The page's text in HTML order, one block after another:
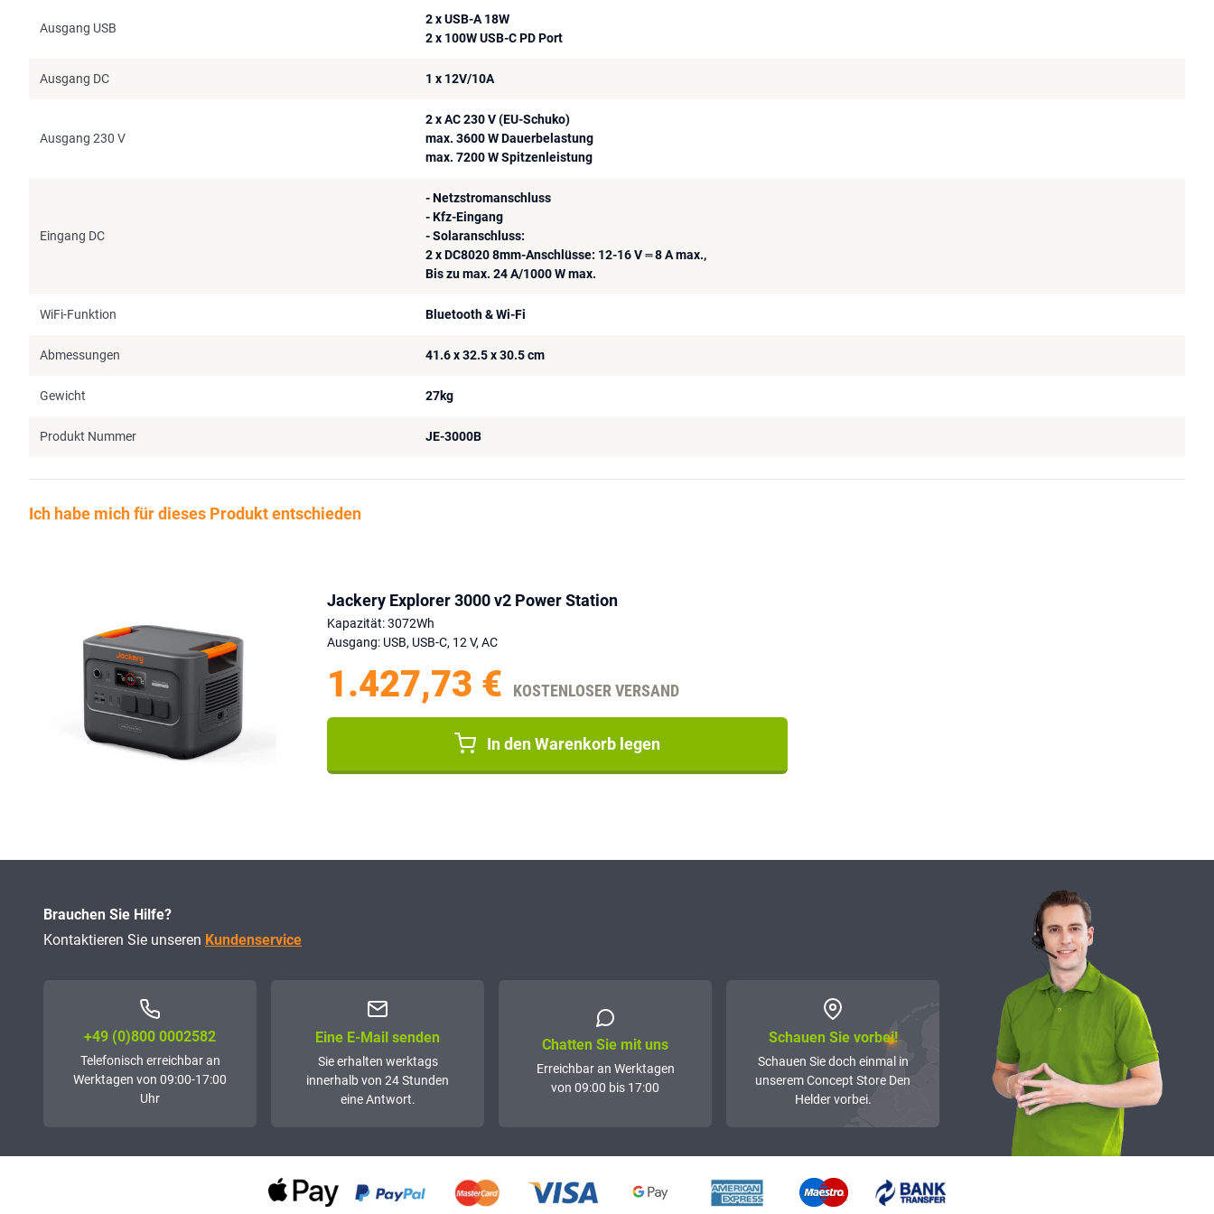
Ausgang USB
2 x USB-A 18W
2 x 100W USB-C PD Port
Ausgang DC 1 x 12V/10A
Ausgang 230 V
2 x AC 230 V (EU-Schuko)
max. 3600 W Dauerbelastung
max. 7200 W Spitzenleistung
Eingang DC
- Netzstromanschluss
- Kfz-Eingang
- Solaranschluss:
2 x DC8020 8mm-Anschlüsse: 12-16 V ⎓ 8 A max.,
Bis zu max. 24 A/1000 W max.
WiFi-Funktion Bluetooth & Wi-Fi
Abmessungen 41.6 x 32.5 x 30.5 cm
Gewicht 27kg
Produkt Nummer JE-3000B
Ich habe mich für dieses Produkt entschieden
Jackery Explorer 3000 v2 Power Station
Kapazität: 3072Wh
Ausgang: USB, USB-C, 12 V, AC
1.427,73 € KOSTENLOSER VERSAND
In den Warenkorb legen
Brauchen Sie Hilfe?
Kontaktieren Sie unseren Kundenservice
+49 (0)800 0002582
Telefonisch erreichbar an
Werktagen von 09:00-17:00
Uhr
Eine E-Mail senden
Sie erhalten werktags
innerhalb von 24 Stunden
eine Antwort.
Chatten Sie mit uns
Erreichbar an Werktagen
von 09:00 bis 17:00
Schauen Sie vorbei!
Schauen Sie doch einmal in
unserem Concept Store Den
Helder vorbei.